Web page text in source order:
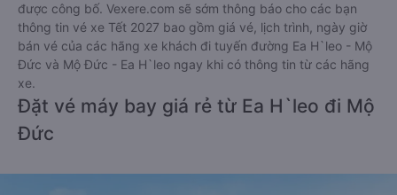
được công bố. Vexere.com sẽ sớm thông báo cho các bạn
thông tin vé xe Tết 2027 bao gồm giá vé, lịch trình, ngày giờ
bán vé của các hãng xe khách đi tuyến đường Ea H`leo - Mộ
Đức và Mộ Đức - Ea H`leo ngay khi có thông tin từ các hãng
xe.
Đặt vé máy bay giá rẻ từ Ea H`leo đi Mộ
Đức